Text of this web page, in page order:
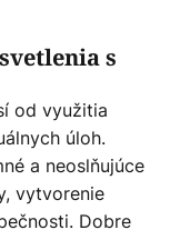
s
od využitia
úloh.
a neoslňujúce
vytvorenie
Dobre